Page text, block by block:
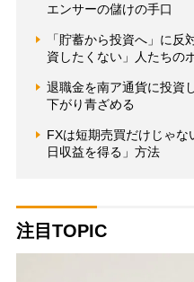
エンサーの儲けの手口
「貯蓄から投資へ」に
資したくない」人たちの
退職金を南ア通貨に投
下がり青ざめる
FXは短期売買だけじゃ
日収益を得る」方法
注目TOPIC